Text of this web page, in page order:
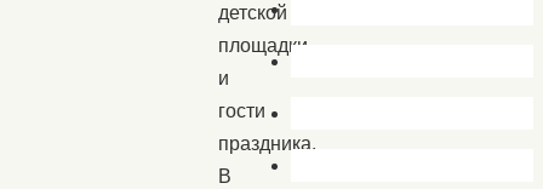
детской
площадки
и
гости
праздника.
В